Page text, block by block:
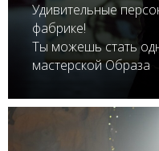
Удивительные
фабрике!
Ты можешь стать
мастерской Образа